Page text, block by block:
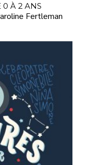
0 À 2 ANS
Fertleman